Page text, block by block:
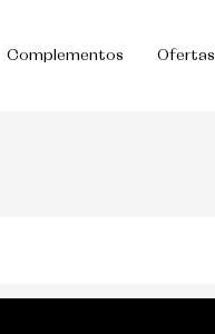
Complementos Ofertas